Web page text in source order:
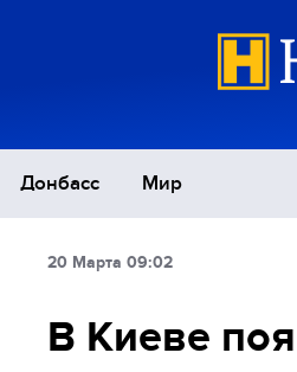
Донбасс Мир
20 Марта 09:02
В Киеве